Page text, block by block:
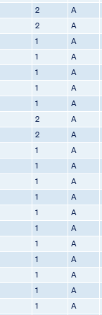
2 A
2 A
1 A
1 A
1 A
1 A
1 A
2 A
2 A
1 A
1 A
1 A
1 A
1 A
1 A
1 A
1 A
1 A
1 A
1 A